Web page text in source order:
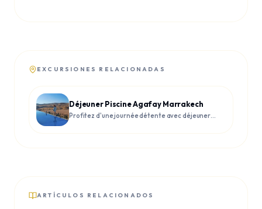
EXCURSIONES RELACIONADAS
Déjeuner Piscine Agafay Marrakech
Profitez d'une journée détente avec déjeuner
ARTÍCULOS RELACIONADOS